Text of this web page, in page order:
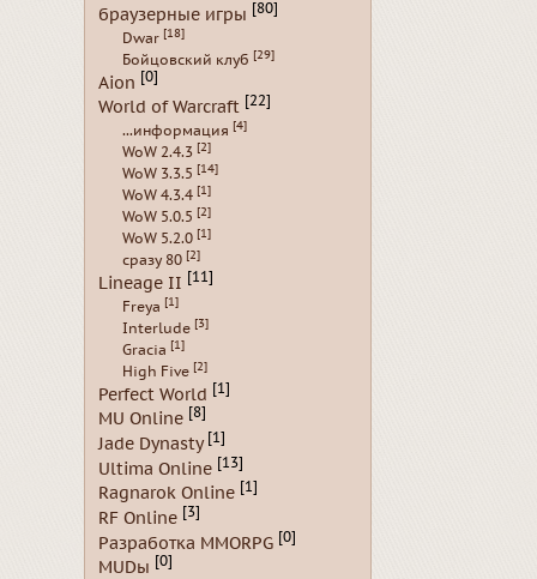
браузерные игры [80]
Dwar [18]
Бойцовский клуб [29]
Aion [0]
World of Warcraft [22]
...информация [4]
WoW 2.4.3 [2]
WoW 3.3.5 [14]
WoW 4.3.4 [1]
WoW 5.0.5 [2]
WoW 5.2.0 [1]
сразу 80 [2]
Lineage II [11]
Freya [1]
Interlude [3]
Gracia [1]
High Five [2]
Perfect World [1]
MU Online [8]
Jade Dynasty [1]
Ultima Online [13]
Ragnarok Online [1]
RF Online [3]
Разработка MMORPG [0]
MUDы [0]